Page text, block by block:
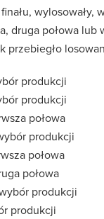
druga połowa
przebiegło
produkcji
produkcji
połowa
produkcji
połowa
połowa
produkcji
produkcji